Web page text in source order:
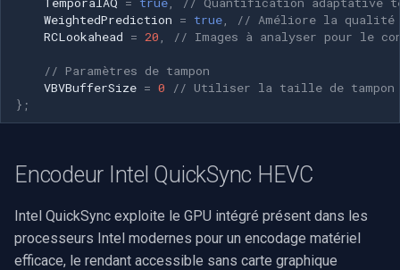
WeightedPrediction = true
// Améliore la qualité
RCLookahead = 20 // Images à analyser pour le
// Paramètres de tampon
VBVBufferSize = 0
// Utiliser la taille de tampon
};
Encodeur Intel QuickSync HEVC
Intel QuickSync exploite le GPU intégré présent dans les
processeurs Intel modernes pour un encodage matériel
efficace, le rendant accessible sans carte graphique